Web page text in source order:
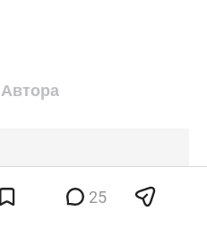
Автора
25